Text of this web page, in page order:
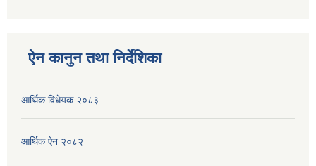
ऐन कानुन तथा निर्देशिका
आर्थिक विधेयक २०८३
आर्थिक ऐन २०८२